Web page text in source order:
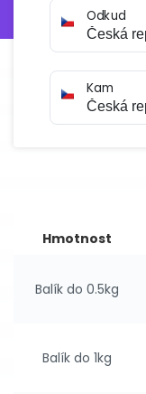
Odkud
Kam
Hmotnost
Balík do 0.5kg
Balík do 1kg